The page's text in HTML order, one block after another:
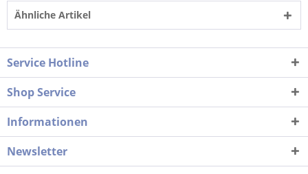
Ähnliche Artikel
Service Hotline
Shop Service
Informationen
Newsletter